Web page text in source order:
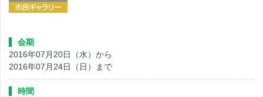
会期
2016年07月20日（水）から
2016年07月24日（日）まで
時間